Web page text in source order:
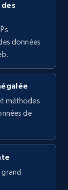
Rating,
Final
données
méthodes
de